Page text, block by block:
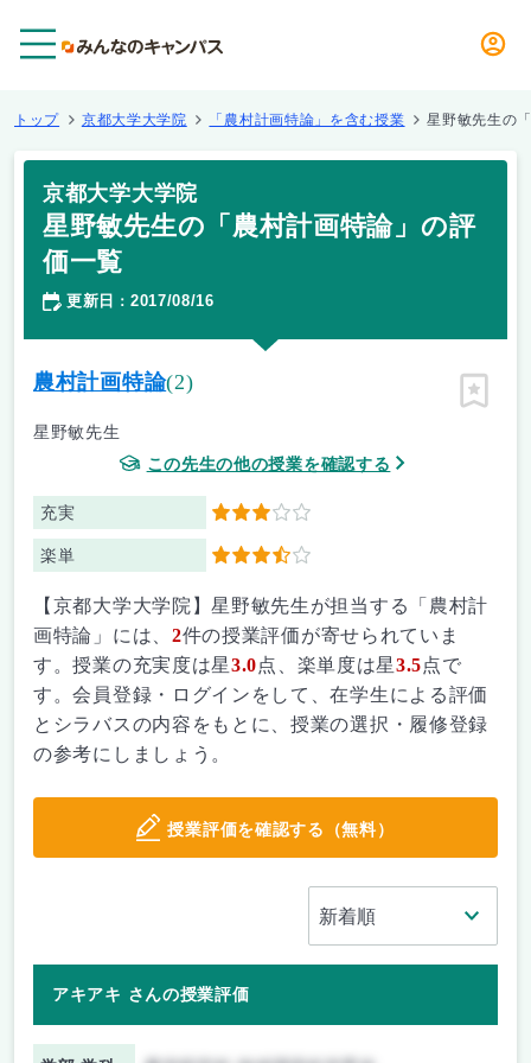
トップ 京都大学大学院 「農村計画特論」を含む授業 星野敏先生の
京都大学大学院
星野敏先生の「農村計画特論」の評
価一覧
更新日 ： 2017/08/16
農村計画特論(2)
星野敏先生
この先生の他の授業を確認する
充実 3
楽単 3.5
ピン留
【京都大学大学院】星野敏先生が担当する「農村計
画特論」には、 2件の授業評価が寄せられていま
す。授業の充実度は星3.0点、楽単度は星3.5点で
す。会員登録・ログインをして、在学生による評価
とシラバスの内容をもとに、授業の選択・履修登録
の参考にしましょう。
授業評価を確認する（無料）
アキアキ さんの授業評価